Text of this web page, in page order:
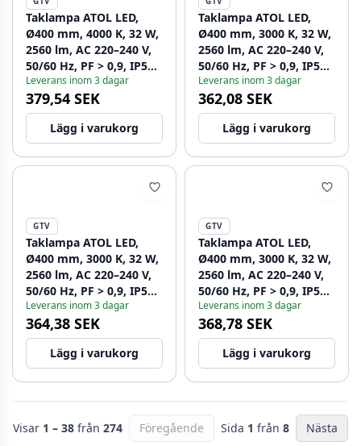
Taklampa ATOL LED,
Ø400 mm, 4000 K, 32 W,
2560 lm, AC 220–240 V,
50/60 Hz, PF > 0,9, IP54,
guld, 3 år 1208962645
Leverans inom 3 dagar
379,54 SEK
Lägg i varukorg
Taklampa ATOL LED,
Ø400 mm, 3000 K, 32 W,
2560 lm, AC 220–240 V,
50/60 Hz, PF > 0,9, IP54,
silver, 3 år 1208962646
Leverans inom 3 dagar
362,08 SEK
Lägg i varukorg
GTV
Taklampa ATOL LED,
Ø400 mm, 3000 K, 32 W,
2560 lm, AC 220–240 V,
50/60 Hz, PF > 0,9, IP54,
svart, 3 år 1208962647
Leverans inom 3 dagar
364,38 SEK
Lägg i varukorg
GTV
Taklampa ATOL LED,
Ø400 mm, 3000 K, 32 W,
2560 lm, AC 220–240 V,
50/60 Hz, PF > 0,9, IP54,
guld, 3 år 1208962648
Leverans inom 3 dagar
368,78 SEK
Lägg i varukorg
Visar 1 – 38 från 274 Föregående Sida 1 från 8 Nästa